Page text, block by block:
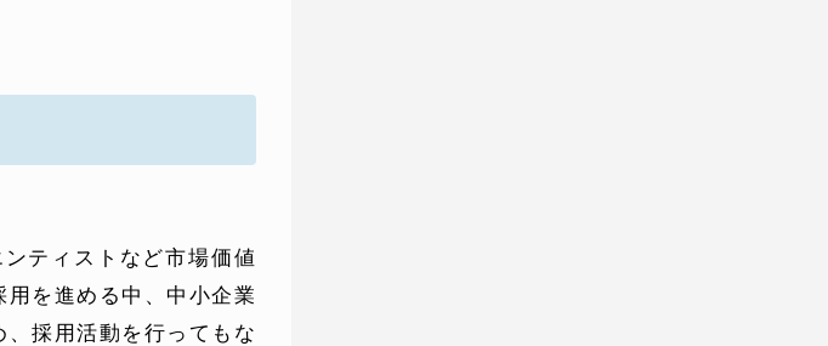
電話でお問い合わせ
月〜金曜10:00 〜 19:00 ( 土日祝定休 )
ティストなど市場価値
を進める中、中小企業
採用活動を行ってもな